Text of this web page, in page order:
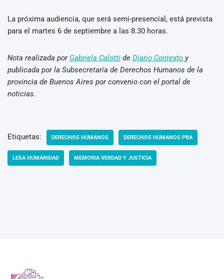
La próxima audiencia, que será semi-presencial, está prevista
para el martes 6 de septiembre a las 8.30 horas.
Nota realizada por Gabriela Calotti de Diario Contexto y
publicada por la Subsecretaría de Derechos Humanos de la
provincia de Buenos Aires por convenio con el portal de
noticias.
Etiquetas: DERECHOS HUMANOS DERECHOS HUMANOS PBA
LESA HUMANIDAD MEMORIA VERDAD Y JUSTICIA